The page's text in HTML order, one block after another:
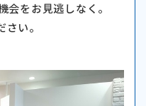
会をお見逃しなく。
い。